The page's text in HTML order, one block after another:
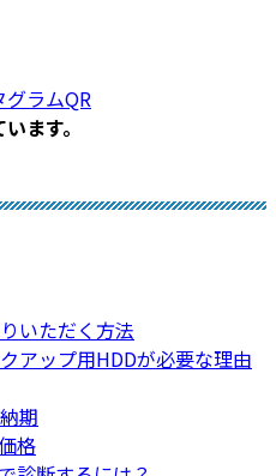
ます。
いただく方法
アップ用HDDが必要な理由
期
格